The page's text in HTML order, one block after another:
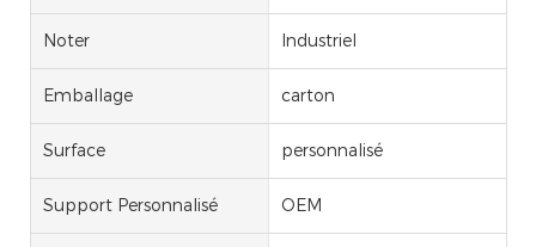
Noter Industriel
Emballage carton
Surface personnalisé
Support Personnalisé OEM